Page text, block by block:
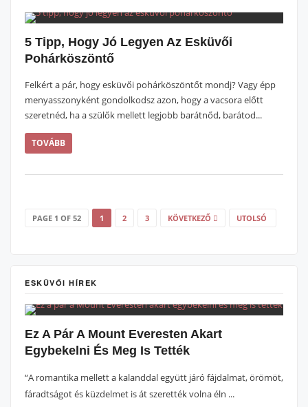
5 Tipp, Hogy Jó Legyen Az Esküvői
Pohárköszöntő
Felkért a pár, hogy esküvői pohárköszöntőt mondj? Vagy épp
menyasszonyként gondolkodsz azon, hogy a vacsora előtt
szeretnéd, ha a szülők mellett legjobb barátnőd, barátod...
TOVÁBB
PAGE 1 OF 52 1 2 3 KÖVETKEZŐ UTOLSÓ
ESKÜVŐI HÍREK
Ez A Pár A Mount Everesten Akart
Egybekelni És Meg Is Tették
“A romantika mellett a kalanddal együtt járó fájdalmat, örömöt,
fáradtságot és küzdelmet is át szerették volna éln ...